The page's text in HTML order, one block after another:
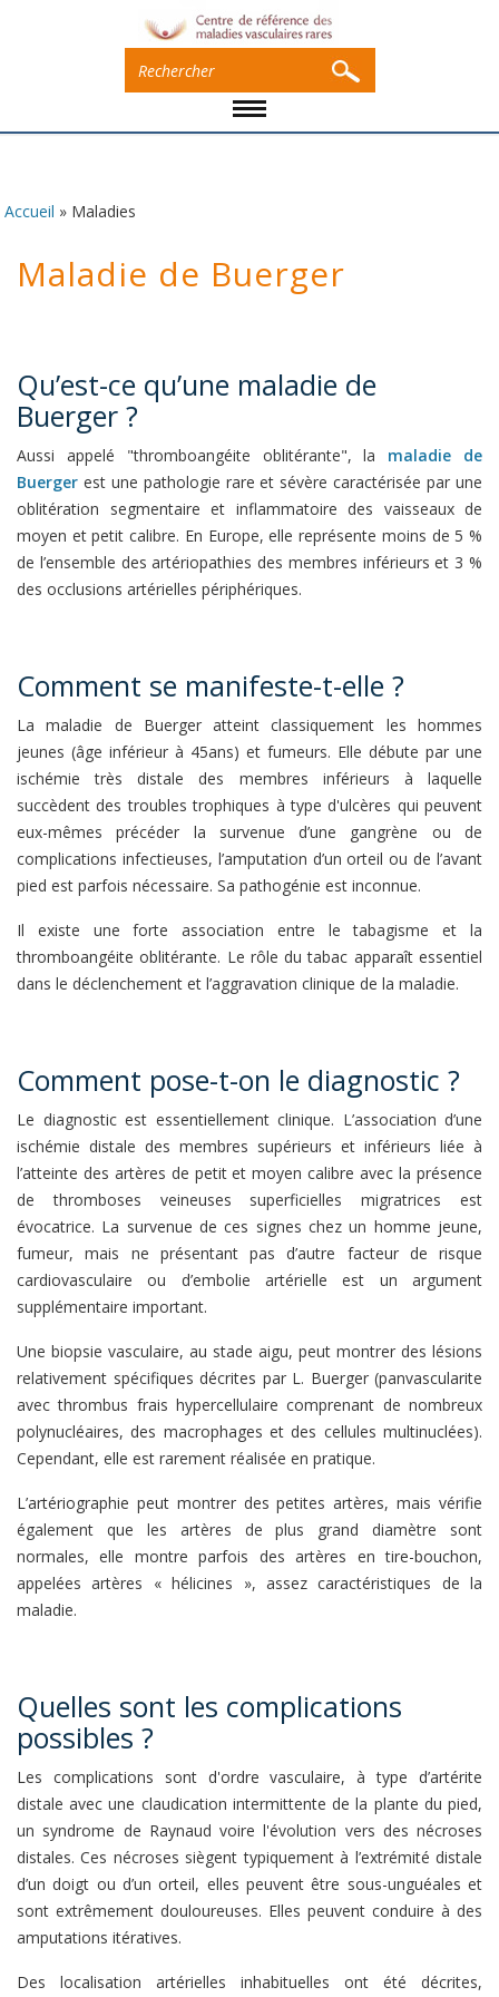
Accueil » Maladies
Maladie de Buerger
Qu’est-ce qu’une maladie de
Buerger ?
Aussi appelé "thromboangéite oblitérante", la maladie de
Buerger est une pathologie rare et sévère caractérisée par une
oblitération segmentaire et inflammatoire des vaisseaux de
moyen et petit calibre. En Europe, elle représente moins de 5 %
de l’ensemble des artériopathies des membres inférieurs et 3 %
des occlusions artérielles périphériques.
Comment se manifeste-t-elle ?
La maladie de Buerger atteint classiquement les hommes
jeunes (âge inférieur à 45ans) et fumeurs. Elle débute par une
ischémie très distale des membres inférieurs à laquelle
succèdent des troubles trophiques à type d'ulcères qui peuvent
eux-mêmes précéder la survenue d’une gangrène ou de
complications infectieuses, l’amputation d’un orteil ou de l’avant
pied est parfois nécessaire. Sa pathogénie est inconnue.
Il existe une forte association entre le tabagisme et la
thromboangéite oblitérante. Le rôle du tabac apparaît essentiel
dans le déclenchement et l’aggravation clinique de la maladie.
Comment pose-t-on le diagnostic ?
Le diagnostic est essentiellement clinique. L’association d’une
ischémie distale des membres supérieurs et inférieurs liée à
l’atteinte des artères de petit et moyen calibre avec la présence
de thromboses veineuses superficielles migratrices est
évocatrice. La survenue de ces signes chez un homme jeune,
fumeur, mais ne présentant pas d’autre facteur de risque
cardiovasculaire ou d’embolie artérielle est un argument
supplémentaire important.
Une biopsie vasculaire, au stade aigu, peut montrer des lésions
relativement spécifiques décrites par L. Buerger (panvascularite
avec thrombus frais hypercellulaire comprenant de nombreux
polynucléaires, des macrophages et des cellules multinuclées).
Cependant, elle est rarement réalisée en pratique.
L’artériographie peut montrer des petites artères, mais vérifie
également que les artères de plus grand diamètre sont
normales, elle montre parfois des artères en tire-bouchon,
appelées artères « hélicines », assez caractéristiques de la
maladie.
Quelles sont les complications
possibles ?
Les complications sont d'ordre vasculaire, à type d’artérite
distale avec une claudication intermittente de la plante du pied,
un syndrome de Raynaud voire l'évolution vers des nécroses
distales. Ces nécroses siègent typiquement à l’extrémité distale
d’un doigt ou d’un orteil, elles peuvent être sous-unguéales et
sont extrêmement douloureuses. Elles peuvent conduire à des
amputations itératives.
Des localisation artérielles inhabituelles ont été décrites,